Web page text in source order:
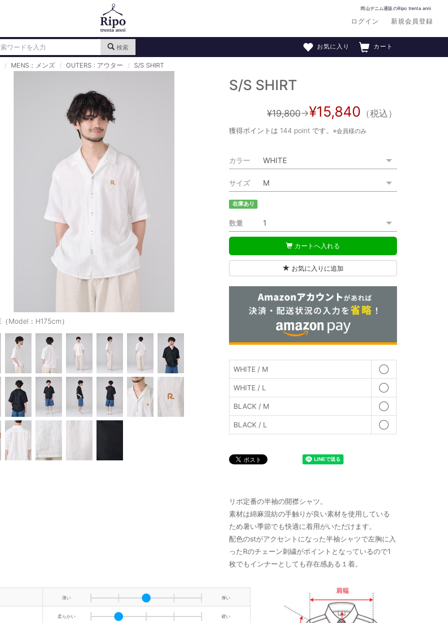
岡山デニム通販のRipo trenta anni
ログイン 新規会員登録
検索 カート
お気に入り
MENS：メンズ OUTERS : アウター S/S SHIRT
Model：H175cm）
S/S SHIRT
¥19,800→¥15,840 （税込）
獲得ポイントは 144 point です。※会員様のみ
カラー
サイズ
在庫あり
数量
カートへ入れる
お気に入りに追加
WHITE / M ◯
WHITE / L ◯
BLACK / M ◯
BLACK / L ◯
リポ定番の半袖の開襟シャツ。
素材は綿麻混紡の手触りが良い素材を使用している
ため暑い季節でも快適に着用がいただけます。
配色のstがアクセントになった半袖シャツで左胸に入
ったRのチェーン刺繍がポイントとなっているので1
枚でもインナーとしても存在感ある１着。
薄い 厚い
柔らかい 硬い